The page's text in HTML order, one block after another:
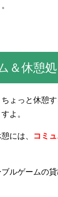
＆休憩処
ょっと休憩
よ。
には、
コミ
ルゲームの